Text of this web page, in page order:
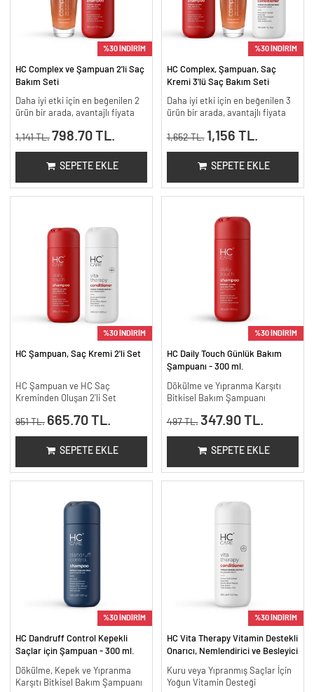
%30 İNDİRİM
HC Complex ve Şampuan 2'li Saç
Bakım Seti
Daha iyi etki için en beğenilen 2
ürün bir arada, avantajlı fiyata
1,141 TL. 798.70 TL.
SEPETE EKLE
%30 İNDİRİM
HC Complex, Şampuan, Saç
Kremi 3'lü Saç Bakım Seti
Daha iyi etki için en beğenilen 3
ürün bir arada, avantajlı fiyata
1,652 TL. 1,156 TL.
SEPETE EKLE
%30 İNDİRİM
HC Şampuan, Saç Kremi 2'li Set
HC Şampuan ve HC Saç
Kreminden Oluşan 2'li Set
951 TL. 665.70 TL.
SEPETE EKLE
%30 İNDİRİM
HC Daily Touch Günlük Bakım
Şampuanı - 300 ml.
Dökülme ve Yıpranma Karşıtı
Bitkisel Bakım Şampuanı
497 TL. 347.90 TL.
SEPETE EKLE
%30 İNDİRİM
HC Dandruff Control Kepekli
Saçlar için Şampuan - 300 ml.
Dökülme, Kepek ve Yıpranma
Karşıtı Bitkisel Bakım Şampuanı
%30 İNDİRİM
HC Vita Therapy Vitamin Destekli
Onarıcı, Nemlendirici ve Besleyici
Kuru veya Yıpranmış Saçlar İçin
Yoğun Vitamin Desteği